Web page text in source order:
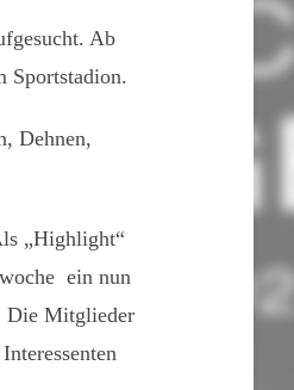
Ab
Sportstadion.
Dehnen,
„Highlight“
ein nun
Die Mitglieder